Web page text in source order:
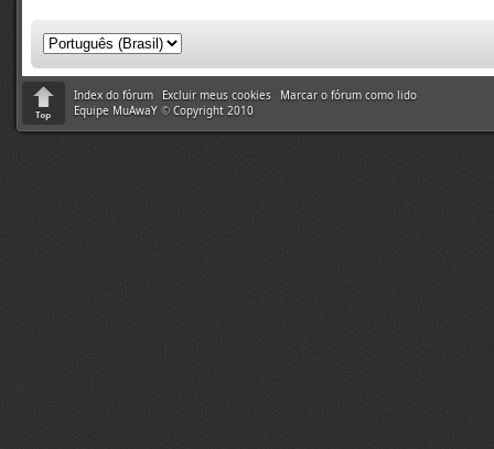
Index do fórum Excluir meus cookies
Marcar o fórum como lido
Equipe MuAwaY © Copyright 2010